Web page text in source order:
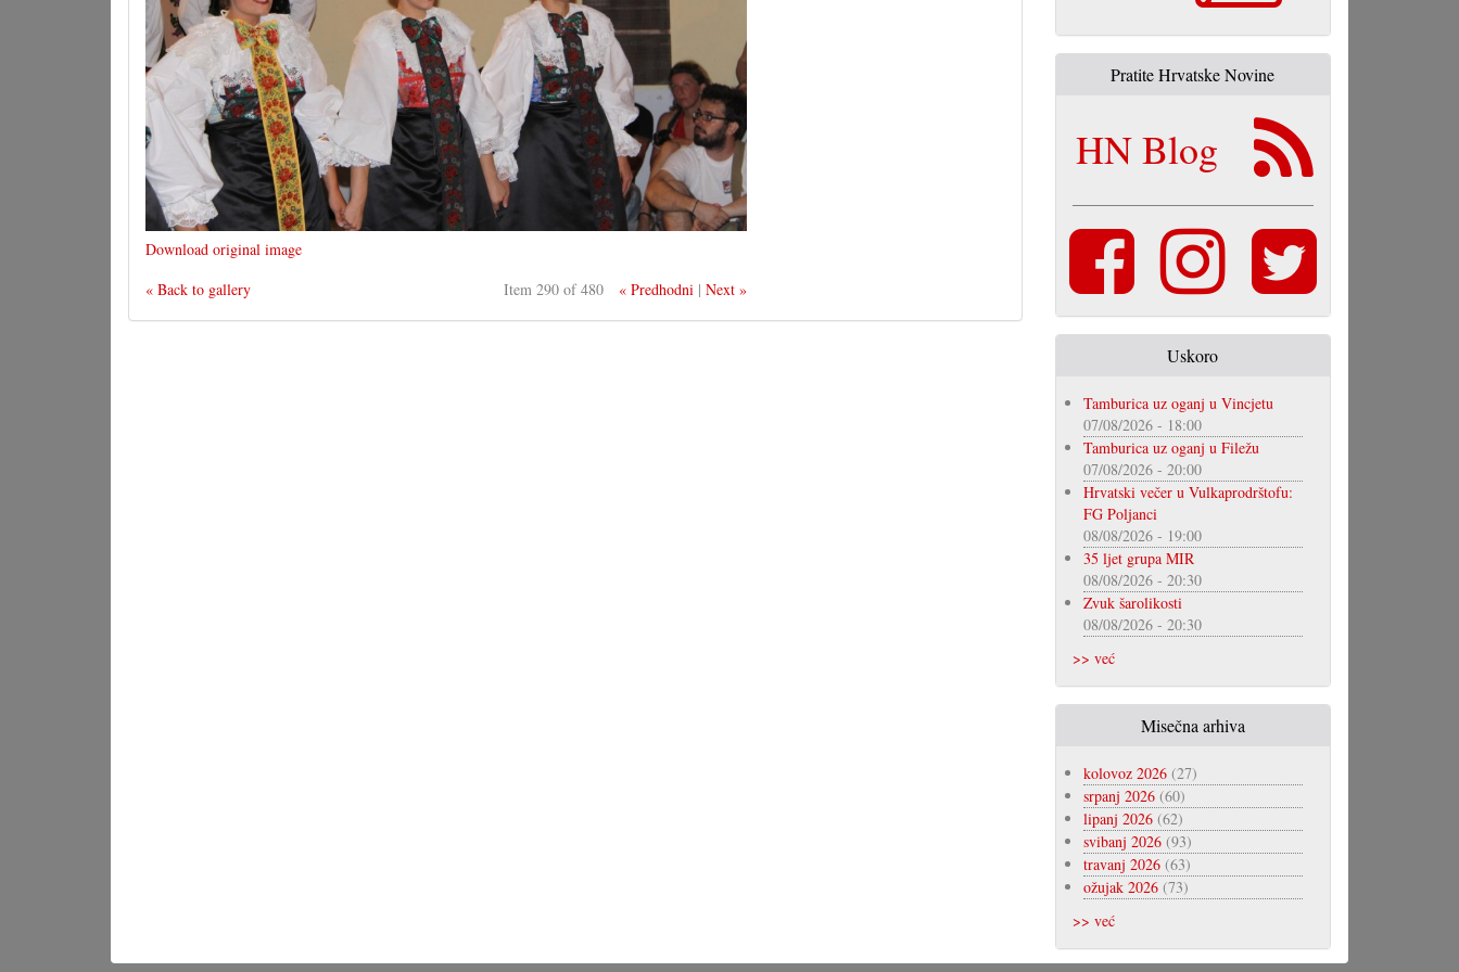
Download original image
« Back to gallery
Item 290 of 480 « Predhodni |Next »
Pratite Hrvatske Novine
HN Blog
Uskoro
Tamburica uz oganj u Vincjetu
07/08/2026 - 18:00
Tamburica uz oganj u Filežu
07/08/2026 - 20:00
Hrvatski večer u Vulkaprodrštofu:
FG Poljanci
08/08/2026 - 19:00
35 ljet grupa MIR
08/08/2026 - 20:30
Zvuk šarolikosti
08/08/2026 - 20:30
>> već
Misečna arhiva
kolovoz 2026(27)
srpanj 2026(60)
lipanj 2026(62)
svibanj 2026(93)
travanj 2026(63)
ožujak 2026(73)
>> već